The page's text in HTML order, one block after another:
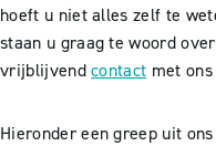
hoeft u niet alles zelf te
staan u graag te woord
vrijblijvend contact met
Hieronder een greep uit